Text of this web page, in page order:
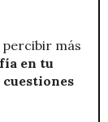
más
en tu